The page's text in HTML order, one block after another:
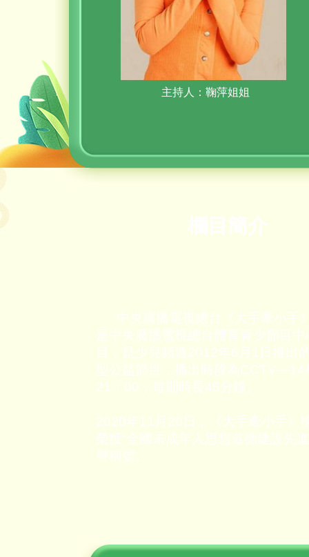
主持人：鞠萍姐姐
欄目簡介
中央廣播電視總台《大手牽小手
是中央廣播電視總台體育青少節目
目，是少兒頻道2012年6月1日推出
型公益節目，播出時段為CCTV—14
21：00，每期時長45分鐘。
2020年11月20日，《大手牽小手》
榮獲“全國未成年人思想道德建設先
譽稱號。